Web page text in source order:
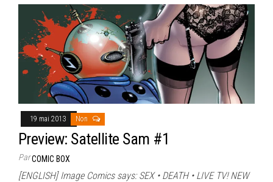
19 mai 2013 Non
Preview: Satellite Sam #1
ParCOMIC BOX
[ENGLISH] Image Comics says: SEX • DEATH • LIVE TV! NEW